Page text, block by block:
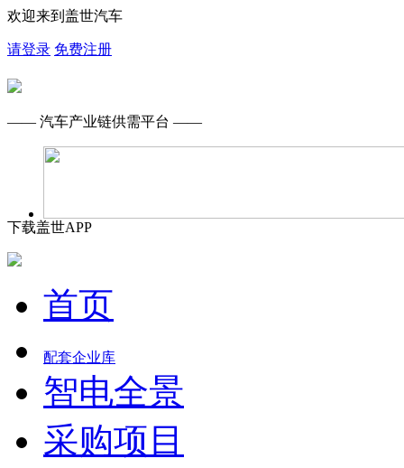
欢迎来到盖世汽车
请登录 免费注册
—— 汽车产业链供需平台 ——
下载盖世APP
首页
配套企业库
智电全景
采购项目